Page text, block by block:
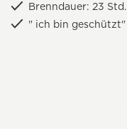
Brenndauer: 23 Std.
" ich bin geschützt"